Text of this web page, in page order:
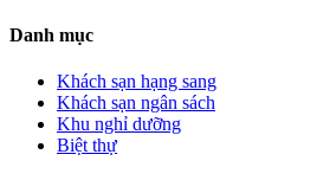
Danh mục
Khách sạn hạng sang
Khách sạn ngân sách
Khu nghỉ dưỡng
Biệt thự